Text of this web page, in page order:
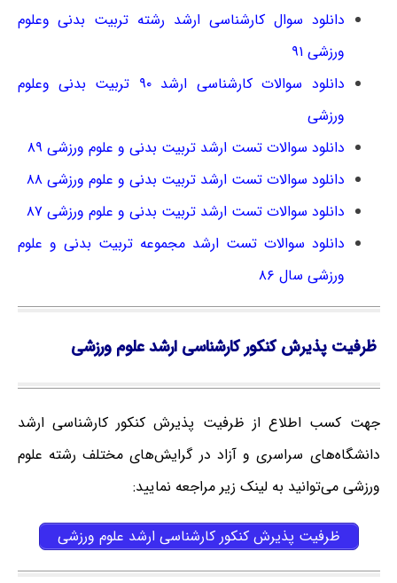
دانلود سوال کارشناسی ارشد رشته تربیت بدنی وعلوم
ورزشی ۹۱
دانلود سوالات کارشناسی ارشد ۹۰ تربیت بدنی وعلوم
ورزشی
دانلود سوالات تست ارشد تربیت بدنی و علوم ورزشی ۸۹
دانلود سوالات تست ارشد تربیت بدنی و علوم ورزشی ۸۸
دانلود سوالات تست ارشد تربیت بدنی و علوم ورزشی ۸۷
دانلود سوالات تست ارشد مجموعه تربیت بدنی و علوم
ورزشی سال ۸۶
ظرفیت پذیرش کنکور کارشناسی ارشد علوم ورزشی
جهت کسب اطلاع از ظرفیت پذیرش کنکور کارشناسی ارشد
دانشگاه‌های سراسری و آزاد در گرایش‌های مختلف رشته علوم
ورزشی می‌توانید به لینک زیر مراجعه نمایید:
ظرفیت پذیرش کنکور کارشناسی ارشد علوم ورزشی